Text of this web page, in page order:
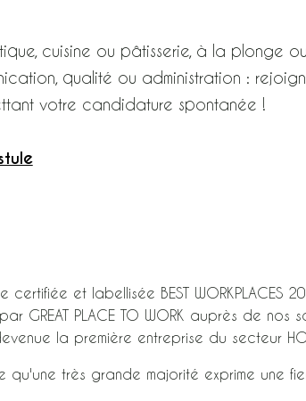
cuisine ou pâtisserie, à la plonge
qualité ou administration :
votre candidature spontanée !
certifiée et labellisée BEST WORKPLACES
GREAT PLACE TO WORK auprès de nos
la première entreprise du secteur
qu'une très grande majorité exprime une